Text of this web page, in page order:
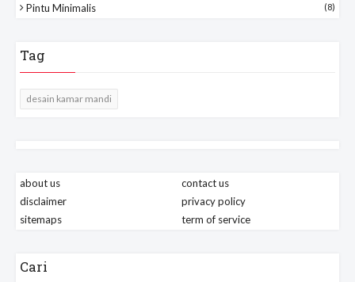
Pintu Minimalis (8)
Tag
desain kamar mandi
about us
contact us
disclaimer
privacy policy
sitemaps
term of service
Cari